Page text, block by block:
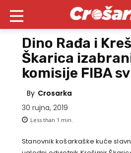
Dino Rađa i
Škarica
komisije FIBA
By Crosarka
30 rujna, 2019
Less than 1 min.
Stanovnik košarkaške kuće